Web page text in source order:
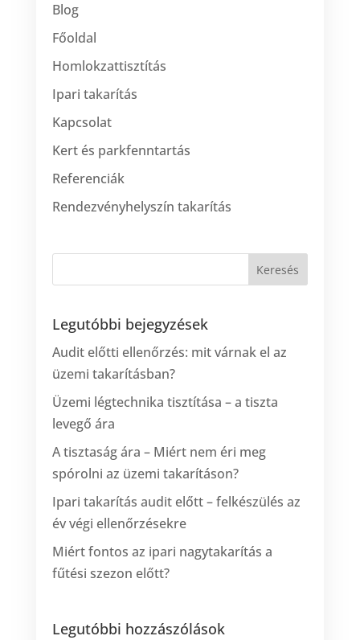
Blog
Főoldal
Homlokzattisztítás
Ipari takarítás
Kapcsolat
Kert és parkfenntartás
Referenciák
Rendezvényhelyszín takarítás
Legutóbbi bejegyzések
Audit előtti ellenőrzés: mit várnak el az
üzemi takarításban?
Üzemi légtechnika tisztítása – a tiszta
levegő ára
A tisztaság ára – Miért nem éri meg
spórolni az üzemi takarításon?
Ipari takarítás audit előtt – felkészülés az
év végi ellenőrzésekre
Miért fontos az ipari nagytakarítás a
fűtési szezon előtt?
Legutóbbi hozzászólások